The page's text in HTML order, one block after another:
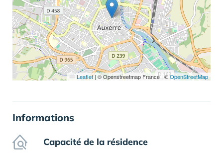
Leaflet| © Openstreetmap France | ©OpenStreetMap
Informations
Capacité de la résidence